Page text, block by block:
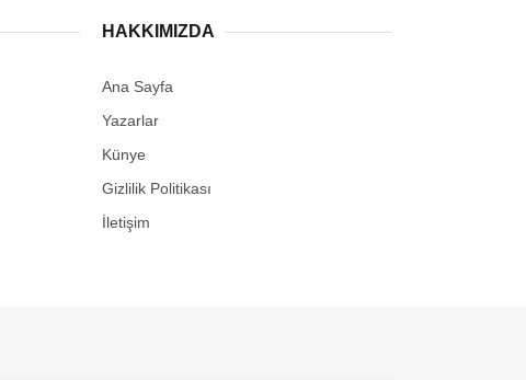
HAKKIMIZDA
Ana Sayfa
Yazarlar
Künye
Gizlilik Politikası
İletişim